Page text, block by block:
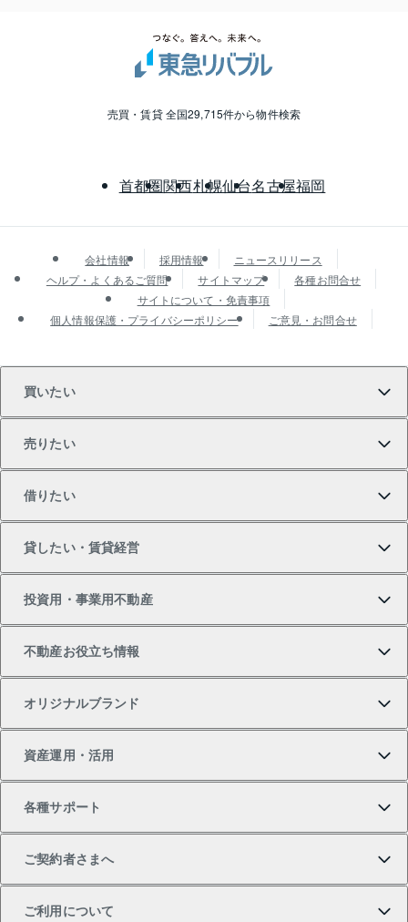
売買・賃貸 全国29,715件から物件検索
首都圏関西札幌仙台名古屋福岡
会社情報 採用情報
ニュースリリース
ヘルプ・よくあるご質問
サイトマップ
各種お問合せ
サイトについて・免責事項
個人情報保護・プライバシーポリシー
ご意見・お問合せ
買いたい
新築・分譲マンションの購入
中古マンションの購入
売りたい
マンションの売却・査定
一戸建ての売却・査定
借りたい
借りたいTOP
物件を借りる
貸したい・賃貸経営
貸したいTOP
投資用・事業用不動産
不動産お役立ち情報
オリジナルブランド
一棟リノベーションマンション L`GENTE（ルジェン
テ）
投資用一棟レジデンスWELL SQUARE（ウェルスクエ
資産運用・活用
各種サポート
ご契約者さまへ
ご利用について